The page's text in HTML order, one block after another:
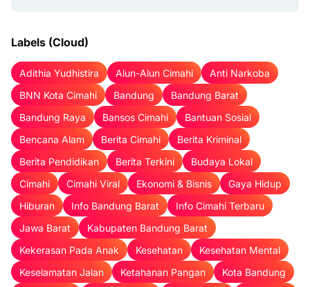
Labels (Cloud)
Adithia Yudhistira Alun-Alun Cimahi
Anti Narkoba
BNN Kota Cimahi
Bandung
Bandung Barat
Bandung Raya
Bansos Cimahi
Bantuan Sosial
Bencana Alam
Berita Cimahi
Berita Kriminal
Berita Pendidikan
Berita Terkini
Budaya Lokal
Cimahi
Cimahi Viral Ekonomi & Bisnis
Gaya Hidup
Hiburan
Info Bandung Barat
Info Cimahi Terbaru
Jawa Barat
Kabupaten Bandung Barat
Kekerasan Pada Anak
Kesehatan
Kesehatan Mental
Keselamatan Jalan
Ketahanan Pangan
Kota Bandung